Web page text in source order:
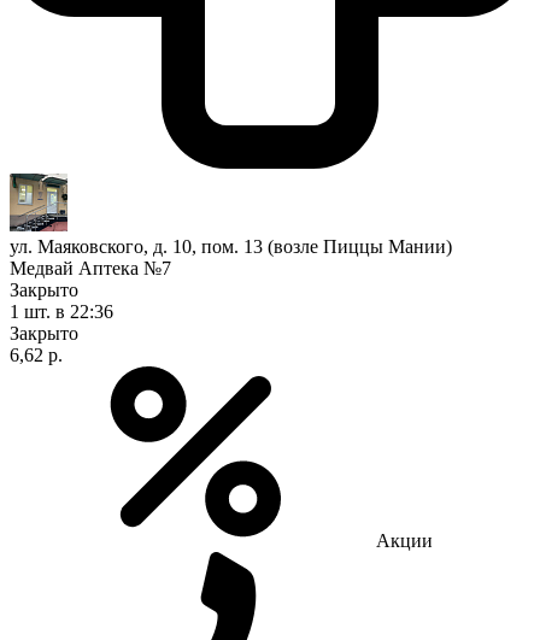
ул. Маяковского, д. 10, пом. 13 (возле Пиццы Мании)
Медвай Аптека №7
Закрыто
1 шт. в 22:36
Закрыто
6,62 р.
Акции